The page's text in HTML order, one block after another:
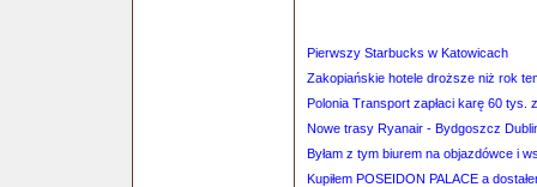
Pierwszy Starbucks w Katowicach
Zakopiańskie hotele droższe niż rok
Polonia Transport zapłaci karę 60 tys.
Nowe trasy Ryanair - Bydgoszcz
Byłam z tym biurem na objazdówce i
Kupiłem POSEIDON PALACE a